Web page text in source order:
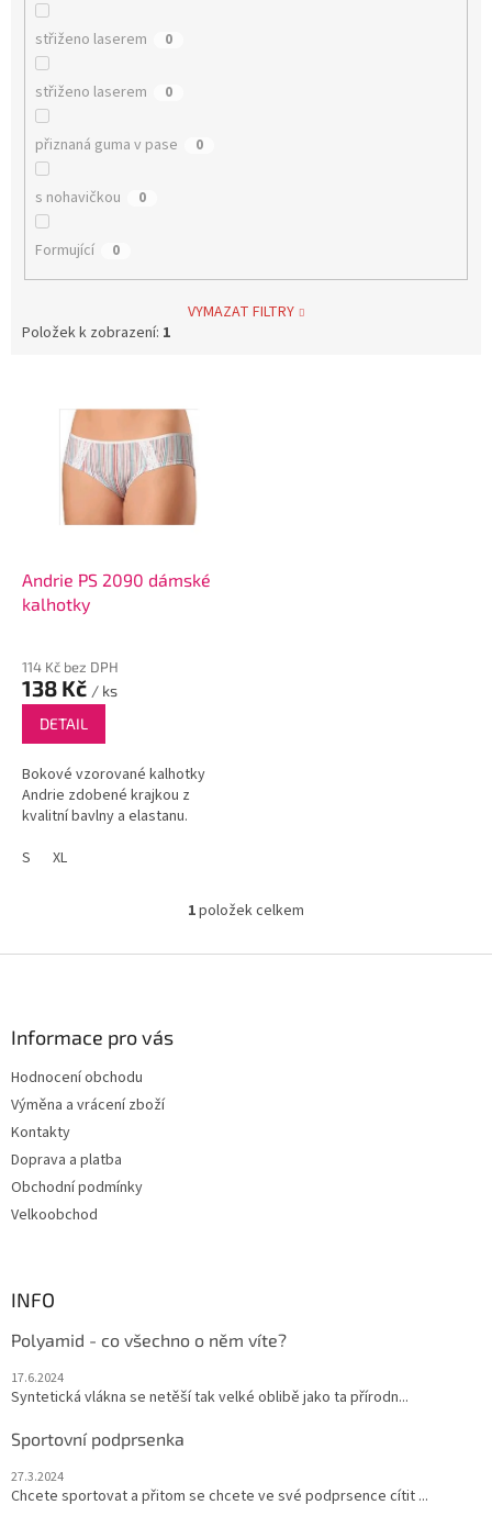
střiženo laserem 0
střiženo laserem 0
přiznaná guma v pase 0
s nohavičkou 0
Formující 0
VYMAZAT FILTRY
Položek k zobrazení: 1
Andrie PS 2090 dámské
kalhotky
114 Kč bez DPH
138 Kč / ks
DETAIL
Bokové vzorované kalhotky
Andrie zdobené krajkou z
kvalitní bavlny a elastanu.
S
XL
O
l
1položek celkem
Informace pro vás
Hodnocení obchodu
Výměna a vrácení zboží
Kontakty
Doprava a platba
Obchodní podmínky
Velkoobchod
INFO
Polyamid - co všechno o něm víte?
17.6.2024
Syntetická vlákna se netěší tak velké oblibě jako ta přírodn...
Sportovní podprsenka
27.3.2024
Chcete sportovat a přitom se chcete ve své podprsence cítit ...